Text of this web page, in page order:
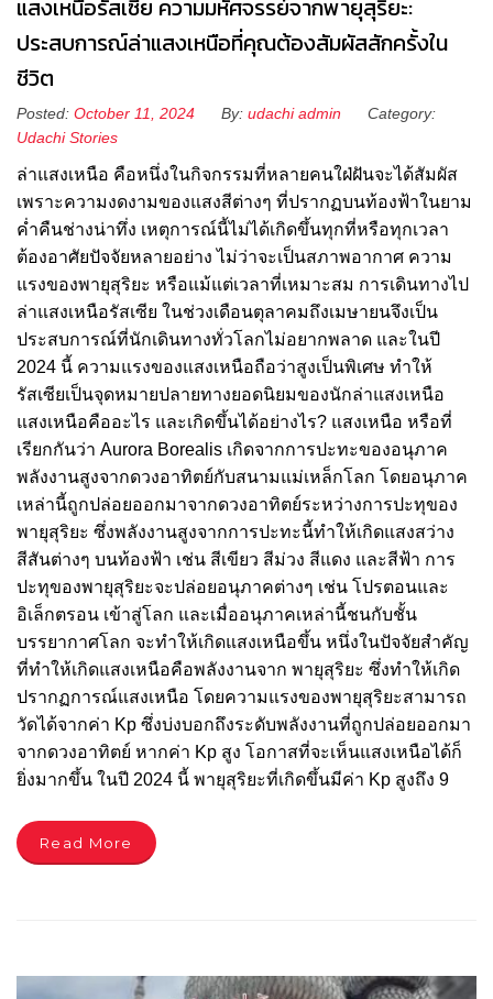
แสงเหนือรัสเซีย ความมหัศจรรย์จากพายุสุริยะ:
ประสบการณ์ล่าแสงเหนือที่คุณต้องสัมผัสสักครั้งใน
ชีวิต
Posted: October 11, 2024 By: udachi admin
Category:
Udachi Stories
ล่าแสงเหนือ คือหนึ่งในกิจกรรมที่หลายคนใฝ่ฝันจะได้สัมผัส
เพราะความงดงามของแสงสีต่างๆ ที่ปรากฏบนท้องฟ้าในยาม
ค่ำคืนช่างน่าทึ่ง เหตุการณ์นี้ไม่ได้เกิดขึ้นทุกที่หรือทุกเวลา
ต้องอาศัยปัจจัยหลายอย่าง ไม่ว่าจะเป็นสภาพอากาศ ความ
แรงของพายุสุริยะ หรือแม้แต่เวลาที่เหมาะสม การเดินทางไป
ล่าแสงเหนือรัสเซีย ในช่วงเดือนตุลาคมถึงเมษายนจึงเป็น
ประสบการณ์ที่นักเดินทางทั่วโลกไม่อยากพลาด และในปี
2024 นี้ ความแรงของแสงเหนือถือว่าสูงเป็นพิเศษ ทำให้
รัสเซียเป็นจุดหมายปลายทางยอดนิยมของนักล่าแสงเหนือ
แสงเหนือคืออะไร และเกิดขึ้นได้อย่างไร? แสงเหนือ หรือที่
เรียกกันว่า Aurora Borealis เกิดจากการปะทะของอนุภาค
พลังงานสูงจากดวงอาทิตย์กับสนามแม่เหล็กโลก โดยอนุภาค
เหล่านี้ถูกปล่อยออกมาจากดวงอาทิตย์ระหว่างการปะทุของ
พายุสุริยะ ซึ่งพลังงานสูงจากการปะทะนี้ทำให้เกิดแสงสว่าง
สีสันต่างๆ บนท้องฟ้า เช่น สีเขียว สีม่วง สีแดง และสีฟ้า การ
ปะทุของพายุสุริยะจะปล่อยอนุภาคต่างๆ เช่น โปรตอนและ
อิเล็กตรอน เข้าสู่โลก และเมื่ออนุภาคเหล่านี้ชนกับชั้น
บรรยากาศโลก จะทำให้เกิดแสงเหนือขึ้น หนึ่งในปัจจัยสำคัญ
ที่ทำให้เกิดแสงเหนือคือพลังงานจาก พายุสุริยะ ซึ่งทำให้เกิด
ปรากฏการณ์แสงเหนือ โดยความแรงของพายุสุริยะสามารถ
วัดได้จากค่า Kp ซึ่งบ่งบอกถึงระดับพลังงานที่ถูกปล่อยออกมา
จากดวงอาทิตย์ หากค่า Kp สูง โอกาสที่จะเห็นแสงเหนือได้ก็
ยิ่งมากขึ้น ในปี 2024 นี้ พายุสุริยะที่เกิดขึ้นมีค่า Kp สูงถึง 9
Read More